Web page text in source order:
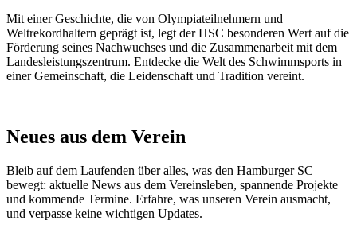
Mit einer Geschichte, die von Olympiateilnehmern und
Weltrekordhaltern geprägt ist, legt der HSC besonderen Wert auf die
Förderung seines Nachwuchses und die Zusammenarbeit mit dem
Landesleistungszentrum. Entdecke die Welt des Schwimmsports in
einer Gemeinschaft, die Leidenschaft und Tradition vereint.
Neues aus dem Verein
Bleib auf dem Laufenden über alles, was den Hamburger SC
bewegt: aktuelle News aus dem Vereinsleben, spannende Projekte
und kommende Termine. Erfahre, was unseren Verein ausmacht,
und verpasse keine wichtigen Updates.